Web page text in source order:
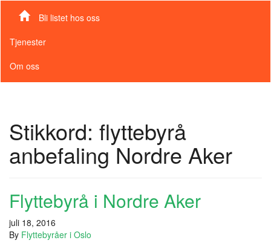
Bli listet hos oss
Tjenester
Om oss
Stikkord: flyttebyrå
anbefaling Nordre Aker
Flyttebyrå i Nordre Aker
juli 18, 2016
By Flyttebyråer i Oslo